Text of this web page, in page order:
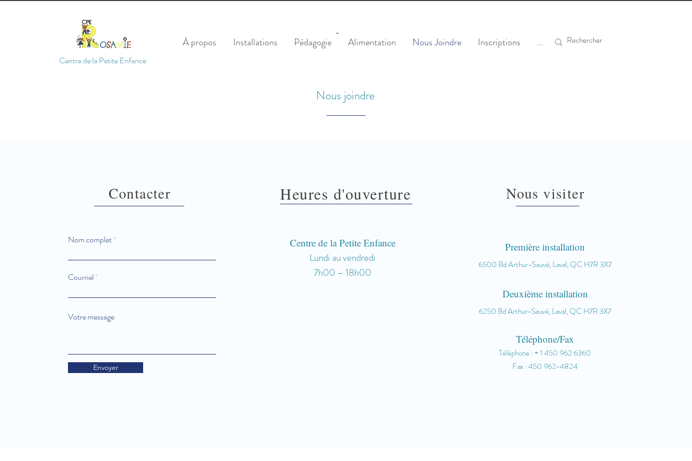
Centre de la Petite Enfance
À propos Installations Pédagogie Alimentation Nous Joindre Inscriptions ...
Nous joindre
Contacter
Nom complet
Courriel
Votre message
Envoyer
Heures d'ouverture
Centre de la Petite Enfance
Lundi au vendredi
7h00 – 18h00
Nous visiter
Première installation
6500 Bd Arthur-Sauvé, Laval, QC H7R 3X7
Deuxième installation
6250 Bd Arthur-Sauvé, Laval, QC H7R 3X7
Téléphone/Fax
Téléphone : + 1 450 962 6360
Fax : 450 962-4824